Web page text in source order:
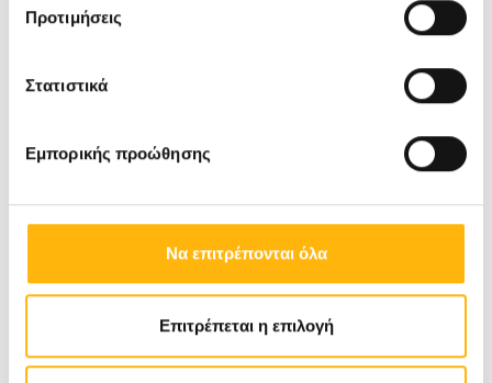
Προτιμήσεις
Στατιστικά
Εμπορικής προώθησης
Να επιτρέπονται όλα
Επιτρέπεται η επιλογή
ΠΑΙΔΙΑΤΡΙΚΉ